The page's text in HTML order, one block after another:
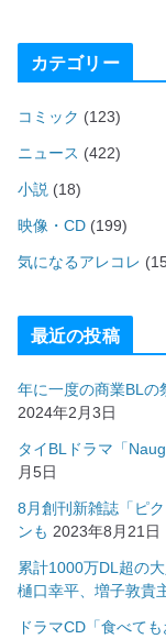
カテゴリー
コミック (123)
ニュース (422)
小説 (18)
映像・CD (199)
気になるアレコレ
最近の投稿
年に一度の商業BLの
2024年2月3日
タイBLドラマ「
月5日
8月創刊新雑誌「ピ
ンも 2023年8月21日
累計1000万DL超の
樋口幸平、増子敦貴
ドラマCD「食べて